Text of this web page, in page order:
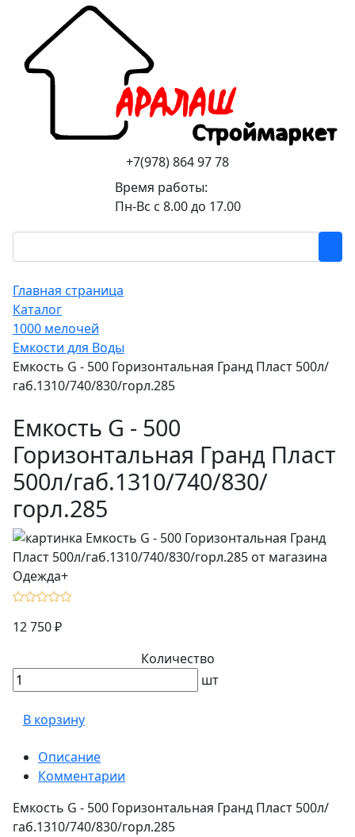
+7(978) 864 97 78
Время работы:
Пн-Вс с 8.00 до 17.00
Главная страница
Каталог
1000 мелочей
Емкости для Воды
Емкость G - 500 Горизонтальная Гранд Пласт 500л/
габ.1310/740/830/горл.285
Емкость G - 500
Горизонтальная Гранд Пласт
500л/габ.1310/740/830/
горл.285
12 750 ₽
Количество
шт
В корзину
Описание
Комментарии
Емкость G - 500 Горизонтальная Гранд Пласт 500л/
габ.1310/740/830/горл.285